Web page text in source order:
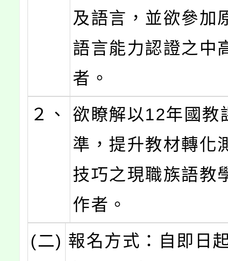
及語言，並欲參加
語言能力認證之中
者。
２、
欲瞭解以12年國教
準，提升教材轉化
技巧之現職族語教
作者。
(二) 報名方式：自即日